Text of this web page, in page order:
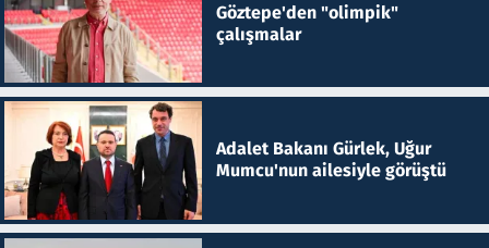
Göztepe'den "olimpik"
çalışmalar
Adalet Bakanı Gürlek, Uğur
Mumcu'nun ailesiyle görüştü